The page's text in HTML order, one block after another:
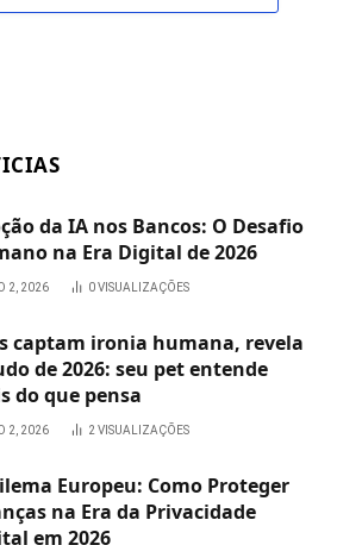
da IA nos Bancos: O Desafio
na Era Digital de 2026
2, 2026 0VISUALIZAÇÕES
captam ironia humana, revela
de 2026: seu pet entende
do que pensa
2, 2026 2 VISUALIZAÇÕES
Europeu: Como Proteger
na Era da Privacidade
em 2026